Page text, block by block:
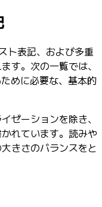
ト表記、および多重
す。次の一覧では、
めに必要な、基本的
ゼーションを除き、
れています。読みや
きさのバランスをと